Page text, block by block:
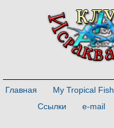
Главная My Tropical Fish
Ссылки
e-mail